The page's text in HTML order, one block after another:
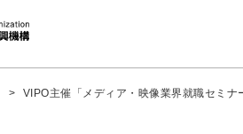
> VIPO主催「メディア・映像業界就職セミ